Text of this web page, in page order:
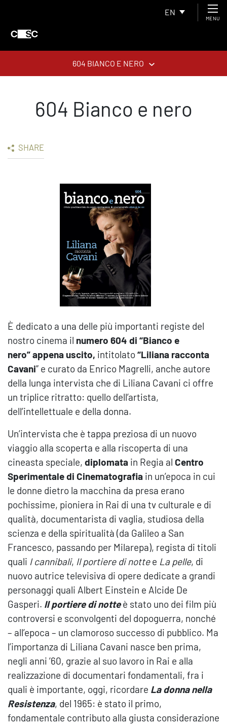
EN
MENU
604 BIANCO E NERO
604 Bianco e nero
SHARE
È dedicato a una delle più importanti registe del
nostro cinema il numero 604 di “Bianco e
nero”appena uscito, intitolato“Liliana racconta
Cavani” e curato da Enrico Magrelli, anche autore
della lunga intervista che di Liliana Cavani ci offre
un triplice ritratto: quello dell’artista,
dell’intellettuale e della donna.
Un’intervista che è tappa preziosa di un nuovo
viaggio alla scoperta e alla riscoperta di una
cineasta speciale, diplomata in Regia al Centro
Sperimentale di Cinematografia in un’epoca in cui
le donne dietro la macchina da presa erano
pochissime, pioniera in Rai di una tv culturale e di
qualità, documentarista di vaglia, studiosa della
scienza e della spiritualità (da Galileo a San
Francesco, passando per Milarepa), regista di titoli
quali I cannibali, Il portiere di nottee La pelle, di
nuovo autrice televisiva di opere dedicate a grandi
personaggi quali Albert Einstein e Alcide De
Gasperi. Il portiere di notte è stato uno dei film più
contro­versi e sconvolgenti del dopoguerra, nonché
– all’epoca – un clamoroso successo di pubblico. Ma
l’importanza di Liliana Cavani nasce ben prima,
negli anni ’60, grazie al suo lavoro in Rai e alla
realizzazione di documentari fondamentali, fra i
quali è importante, oggi, ricordare La donna nella
Resistenza, del 1965: è stato il primo,
fondamentale contributo alla giusta considerazio­ne